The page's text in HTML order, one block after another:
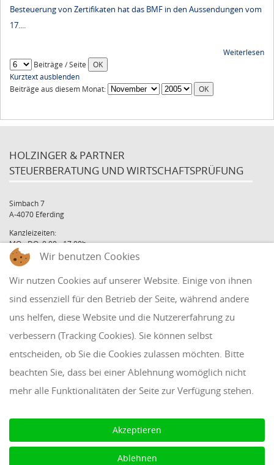
Besteuerung von Zertifikaten hat das BMF in den Aussendungen vom
17....
Weiterlesen
Beiträge / Seite
Kurztext ausblenden
Beiträge aus diesem Monat:
HOLZINGER & PARTNER
STEUERBERATUNG UND WIRTSCHAFTSPRÜFUNG
Simbach 7
A-4070 Eferding
Kanzleizeiten:
MO - DO: 8:00 - 17:00h
FR: 8:00 - 12:00h
Tel: +43 7272 39 79 - 0
Fax: +43 7272 39 79 - 9
QUICKLINKS
Klientenbereich
Disclaimer
AAB 2018
Cookie Einstellungen
Wir benutzen Cookies
Wir nutzen Cookies auf unserer Website. Einige von ihnen
sind essenziell für den Betrieb der Seite, während andere
uns helfen, diese Website und die Nutzererfahrung zu
verbessern (Tracking Cookies). Sie können selbst
entscheiden, ob Sie die Cookies zulassen möchten. Bitte
beachten Sie, dass bei einer Ablehnung womöglich nicht
mehr alle Funktionalitäten der Seite zur Verfügung stehen.
Akzeptieren
Ablehnen